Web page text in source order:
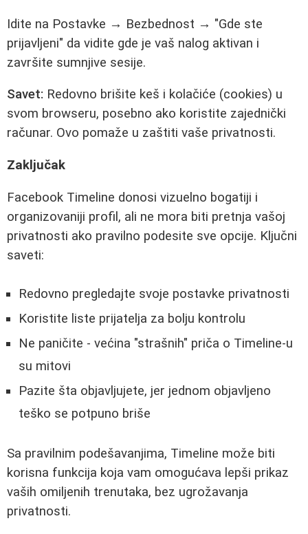
Idite na Postavke → Bezbednost → "Gde ste
prijavljeni" da vidite gde je vaš nalog aktivan i
završite sumnjive sesije.
Savet: Redovno brišite keš i kolačiće (cookies) u
svom browseru, posebno ako koristite zajednički
računar. Ovo pomaže u zaštiti vaše privatnosti.
Zaključak
Facebook Timeline donosi vizuelno bogatiji i
organizovaniji profil, ali ne mora biti pretnja vašoj
privatnosti ako pravilno podesite sve opcije. Ključni
saveti:
Redovno pregledajte svoje postavke privatnosti
Koristite liste prijatelja za bolju kontrolu
Ne paničite - većina "strašnih" priča o Timeline-u
su mitovi
Pazite šta objavljujete, jer jednom objavljeno
teško se potpuno briše
Sa pravilnim podešavanjima, Timeline može biti
korisna funkcija koja vam omogućava lepši prikaz
vaših omiljenih trenutaka, bez ugrožavanja
privatnosti.